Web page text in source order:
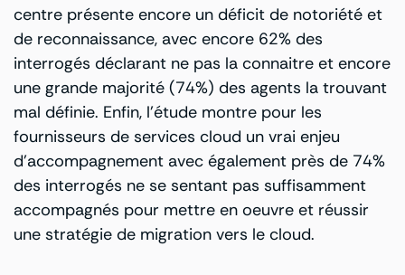
centre présente encore un déficit de notoriété et
de reconnaissance, avec encore 62% des
interrogés déclarant ne pas la connaitre et encore
une grande majorité (74%) des agents la trouvant
mal définie. Enfin, l’étude montre pour les
fournisseurs de services cloud un vrai enjeu
d’accompagnement avec également près de 74%
des interrogés ne se sentant pas suffisamment
accompagnés pour mettre en oeuvre et réussir
une stratégie de migration vers le cloud.